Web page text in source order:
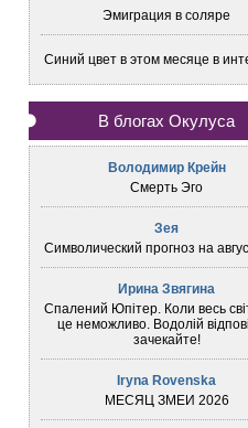
Эмиграция в соляре
Синий цвет в этом месяце в
В блогах Окулуса
Володимир Крейн
Смерть Эго
Зея
Символический прогноз на
Ирина Звягина
Спалений Юпітер. Коли весь
це неможливо. Водолій
зачекайте!
Iryna Rovenska
МЕСЯЦ ЗМЕИ 2026